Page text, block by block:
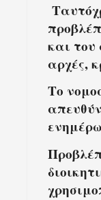
και του
αρχές,
Το